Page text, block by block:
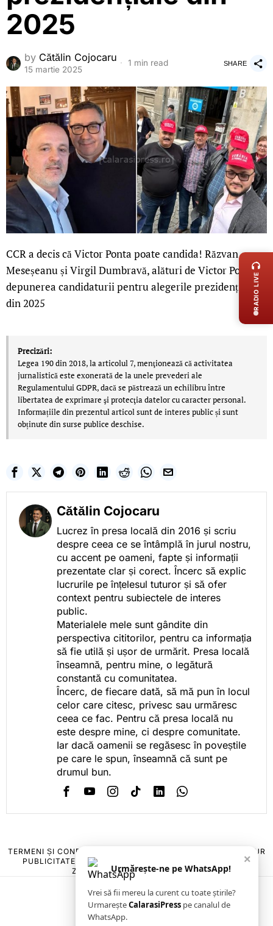
2025
by Cătălin Cojocaru
15 martie 2025
1 min read SHARE
CCR a decis că Victor Ponta poate candida! Răzvan
Meseșeanu și Virgil Dumbravă, alături de Victor Ponta la
depunerea candidaturii pentru alegerile prezidențiale
din 2025
Precizări:
Legea 190 din 2018, la articolul 7, menţionează că activitatea
jurnalistică este exonerată de la unele prevederi ale
Regulamentului GDPR, dacă se păstrează un echilibru între
libertatea de exprimare şi protecţia datelor cu caracter personal.
Informațiile din prezentul articol sunt de interes public și sunt
obținute din surse publice deschise.
Cătălin Cojocaru
Lucrez în presa locală din 2016 și scriu
despre ceea ce se întâmplă în jurul nostru,
cu accent pe oameni, fapte și informații
prezentate clar și corect. Încerc să explic
lucrurile pe înțelesul tuturor și să ofer
context pentru subiectele de interes
public.
Materialele mele sunt gândite din
perspectiva cititorilor, pentru ca informația
să fie utilă și ușor de urmărit. Presa locală
înseamnă, pentru mine, o legătură
constantă cu comunitatea.
Încerc, de fiecare dată, să mă pun în locul
celor care citesc, privesc sau urmăresc
ceea ce fac. Pentru că presa locală nu
este despre mine, ci despre comunitate.
Iar dacă oamenii se regăsesc în poveștile
pe care le spun, înseamnă că sunt pe
drumul bun.
TERMENI ȘI CONDIȚII
POLITICA DE ANULARE & RETUR
PUBLICITATE ONLINE & TIPĂRITĂ
CONTACT
ZIARUL ANUNȚUL CĂLĂRĂȘEAN
×
Urmărește-ne pe WhatsApp!
Vrei să fii mereu la curent cu toate știrile?
UrmareșteCalarasiPress pe canalul de
WhatsApp.
RADIO LIVE